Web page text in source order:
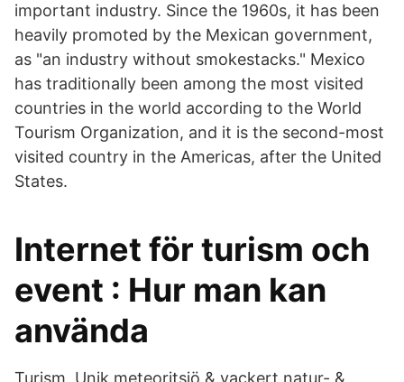
important industry. Since the 1960s, it has been
heavily promoted by the Mexican government,
as "an industry without smokestacks." Mexico
has traditionally been among the most visited
countries in the world according to the World
Tourism Organization, and it is the second-most
visited country in the Americas, after the United
States.
Internet för turism och
event : Hur man kan
använda
Turism. Unik meteoritsjö & vackert natur- &